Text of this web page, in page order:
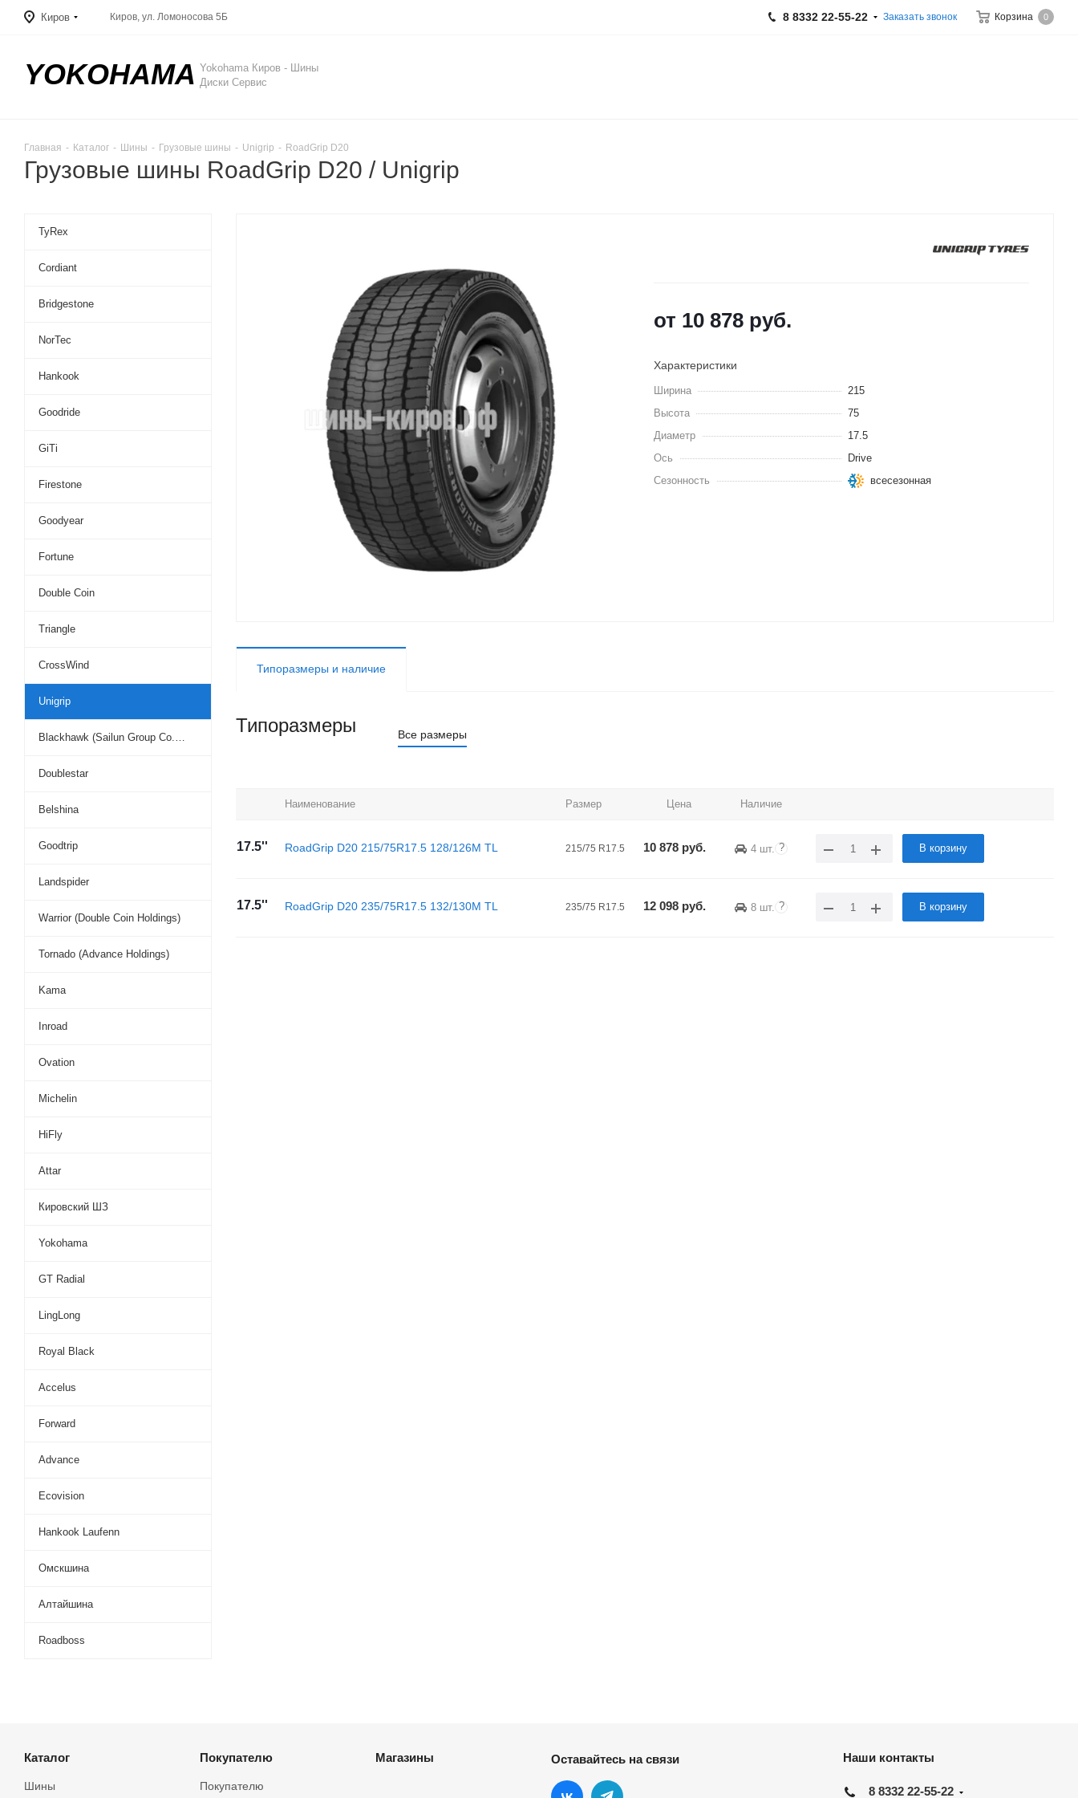
Киров Корзина 0
Киров, ул. Ломоносова 5Б 8 8332 22-55-22 Заказать звонок
YOKOHAMA Yokohama Киров - Шины
Диски Сервис
Главная - Каталог - Шины - Грузовые шины - Unigrip - RoadGrip D20
Грузовые шины RoadGrip D20 / Unigrip
от 10 878 руб.
Характеристики
Ширина
215
Высота
75
Диаметр
17.5
Ось
Drive
Сезонность
всесезонная
Типоразмеры и наличие
Типоразмеры Все размеры
Наименование Размер Цена Наличие
17.5'' RoadGrip D20 215/75R17.5 128/126M TL 215/75 R17.5 10 878 руб. 4 шт. ? В корзину
17.5'' RoadGrip D20 235/75R17.5 132/130M TL 235/75 R17.5 12 098 руб. 8 шт. ? В корзину
TyRex
Cordiant
Bridgestone
NorTec
Hankook
Goodride
GiTi
Firestone
Goodyear
Fortune
Double Coin
Triangle
CrossWind
Unigrip
Blackhawk (Sailun Group Co., LTD)
Doublestar
Belshina
Goodtrip
Landspider
Warrior (Double Coin Holdings)
Tornado (Advance Holdings)
Kama
Inroad
Ovation
Michelin
HiFly
Attar
Кировский ШЗ
Yokohama
GT Radial
LingLong
Royal Black
Accelus
Forward
Advance
Ecovision
Hankook Laufenn
Омскшина
Алтайшина
Roadboss
Каталог
Шины
Покупателю
Покупателю
Магазины Оставайтесь на связи Наши контакты
8 8332 22-55-22